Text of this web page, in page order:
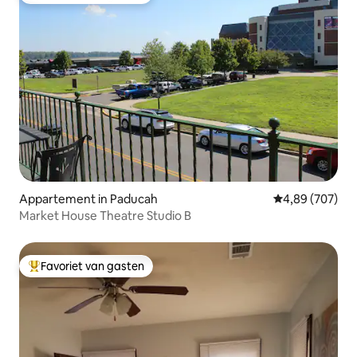
Appartement in Paducah Gemiddelde
4,89 (707)
Market House Theatre Studio B
Topfavoriet van gasten
Favoriet van gasten